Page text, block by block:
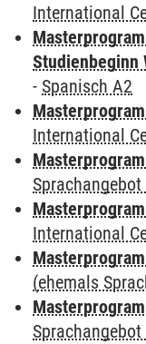
International
Studienbeginn
- Spanisch A2
International
International
(ehemals